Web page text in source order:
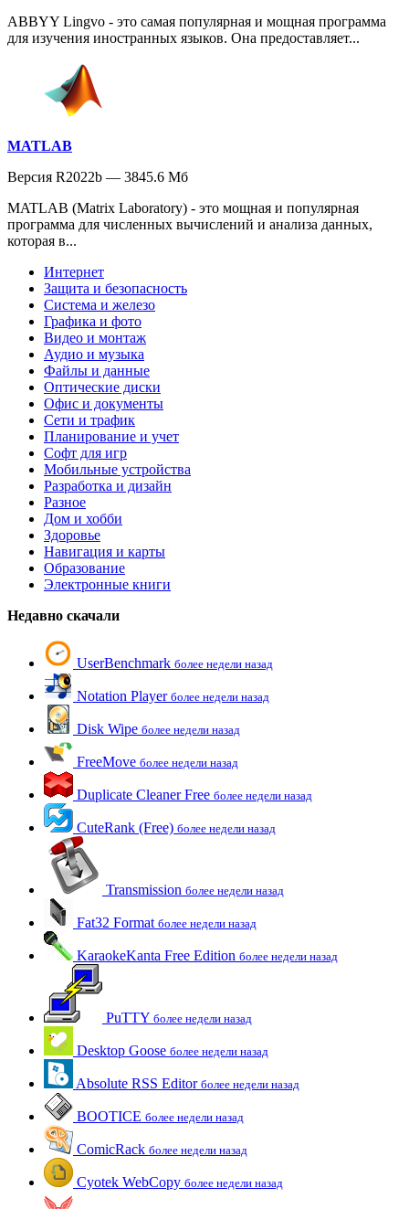
ABBYY Lingvo - это самая популярная и мощная программа
для изучения иностранных языков. Она предоставляет...
MATLAB
Версия R2022b — 3845.6 Мб
MATLAB (Matrix Laboratory) - это мощная и популярная
программа для численных вычислений и анализа данных,
которая в...
Интернет
Защита и безопасность
Система и железо
Графика и фото
Видео и монтаж
Аудио и музыка
Файлы и данные
Оптические диски
Офис и документы
Сети и трафик
Планирование и учет
Софт для игр
Мобильные устройства
Разработка и дизайн
Разное
Дом и хобби
Здоровье
Навигация и карты
Образование
Электронные книги
Недавно скачали
UserBenchmark более недели назад
Notation Player более недели назад
Disk Wipe более недели назад
FreeMove более недели назад
Duplicate Cleaner Free более недели назад
CuteRank (Free) более недели назад
Transmission более недели назад
Fat32 Format более недели назад
KaraokeKanta Free Edition более недели назад
PuTTY более недели назад
Desktop Goose более недели назад
Absolute RSS Editor более недели назад
BOOTICE более недели назад
ComicRack более недели назад
Cyotek WebCopy более недели назад